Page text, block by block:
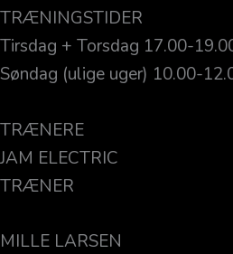
TRÆNINGSTIDER
Tirsdag + Torsdag 17.00-
Søndag (ulige uger) 10.00-
TRÆNERE
JAM ELECTRIC
TRÆNER
MILLE LARSEN